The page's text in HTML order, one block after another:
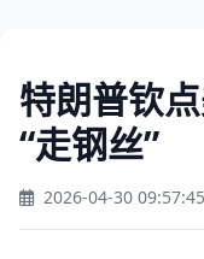
特朗普钦
“走钢丝”
2026-04-30 09:57:45